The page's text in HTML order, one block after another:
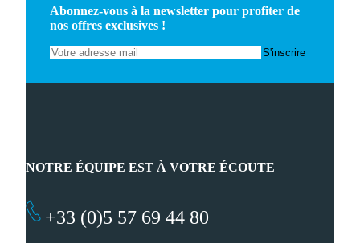
Abonnez-vous à la newsletter pour profiter de
nos offres exclusives !
NOTRE ÉQUIPE EST À VOTRE ÉCOUTE
+33 (0)5 57 69 44 80